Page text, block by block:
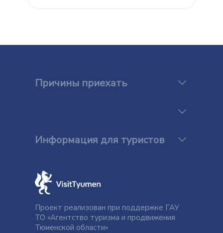
Причины приехать
Информация для туристов
Проект реализован при поддержке ГАУ
ТО «Агентство туризма и продвижения
Тюменской области»